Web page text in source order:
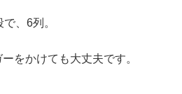
、6列。
をかけても大丈夫です。